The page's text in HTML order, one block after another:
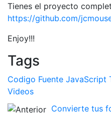
Tienes el proyecto
https://github.com/
Enjoy!!!
Tags
Codigo Fuente JavaScript
Videos
Convierte tus